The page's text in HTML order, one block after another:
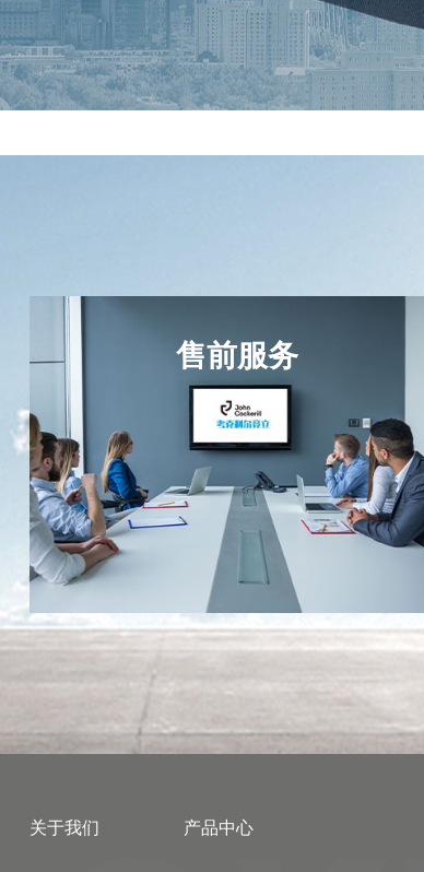
售前服务
售前服务
客户的需求，为客户定制设计解决方案，
关于我们 产品中心